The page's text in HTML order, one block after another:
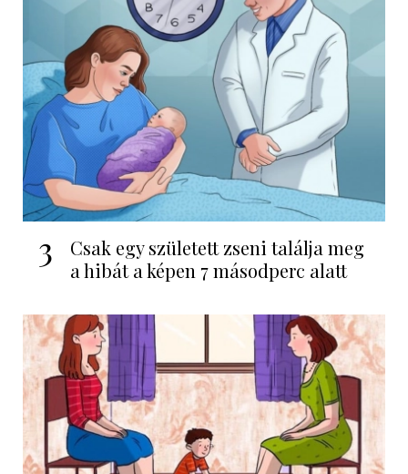
3
Csak egy született zseni találja meg
a hibát a képen 7 másodperc alatt